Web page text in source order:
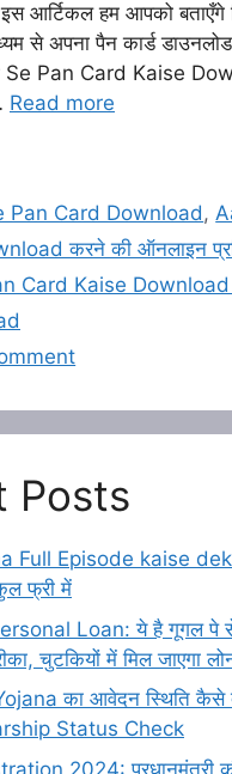
आर्टिकल हम आपको
से अपना पैन कार्ड
Pan Card Kaise
Read more
Pan Card Download,
करने की ऑनलाइन
Card Kaise
Posts
Full Episode kaise
फ्री में
Loan: ये है गूगल पे
चुटकियों में मिल जाएगा
का आवेदन स्थिति
Status Check
2024: प्रधानमंत्री